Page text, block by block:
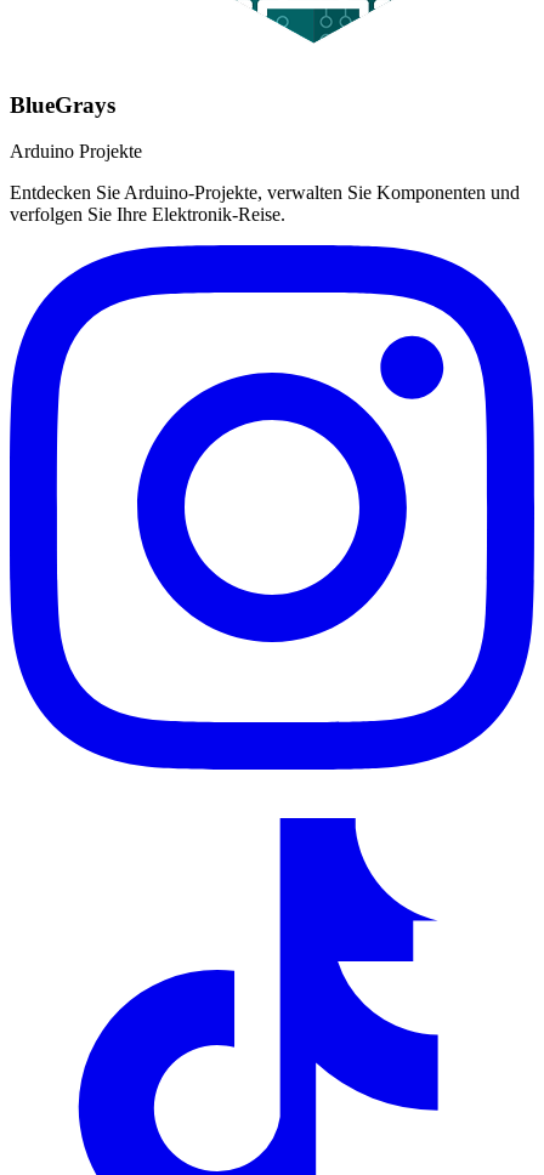
BlueGrays
Arduino Projekte
Entdecken Sie Arduino-Projekte, verwalten Sie Komponenten und
verfolgen Sie Ihre Elektronik-Reise.